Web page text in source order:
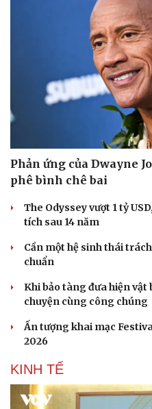
Phản ứng của Dwayne
phê bình chê bai
The Odyssey vượt 1 tỷ
tích sau 14 năm
Cần một hệ sinh thái
chuẩn
Khi bảo tàng đưa hiện
chuyện cùng công chúng
Ấn tượng khai mạc
2026
KINH TẾ